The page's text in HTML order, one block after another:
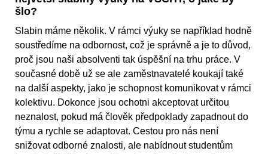
šlo?
Slabin máme několik. V rámci výuky se například hodně
soustředíme na odbornost, což je správně a je to důvod,
proč jsou naši absolventi tak úspěšní na trhu práce. V
současné době už se ale zaměstnavatelé koukají také
na další aspekty, jako je schopnost komunikovat v rámci
kolektivu. Dokonce jsou ochotni akceptovat určitou
neznalost, pokud má člověk předpoklady zapadnout do
týmu a rychle se adaptovat. Cestou pro nás není
snižovat odborné znalosti, ale nabídnout studentům